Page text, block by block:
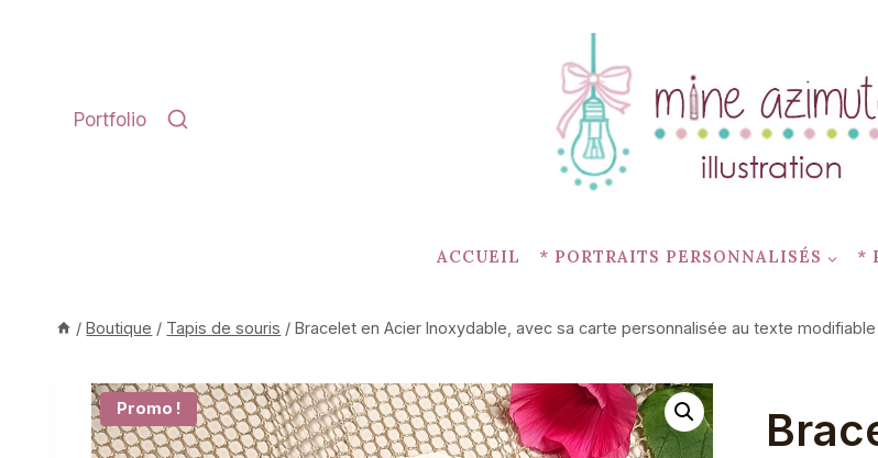
Portfolio
ACCUEIL * PORTRAITS PERSONNALISÉS *
/ Boutique / Tapis de souris / Bracelet en Acier Inoxydable, avec sa carte personnalisée au texte modifiable
Promo !